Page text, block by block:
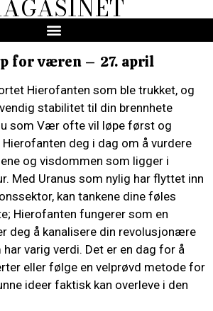
for væren – 27. april
Hierofanten som ble trukket, og
stabilitet til din brennhete
som Vær ofte vil løpe først og
deg i dag om å vurdere
og visdommen som ligger i
Med Uranus som nylig har flyttet inn
kan tankene dine føles
Hierofanten fungerer som en
deg å kanalisere din revolusjonære
varig verdi. Det er en dag for å
eller følge en velprøvd metode for
ideer faktisk kan overleve i den